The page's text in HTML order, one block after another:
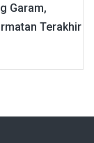
Garam,
Terakhir